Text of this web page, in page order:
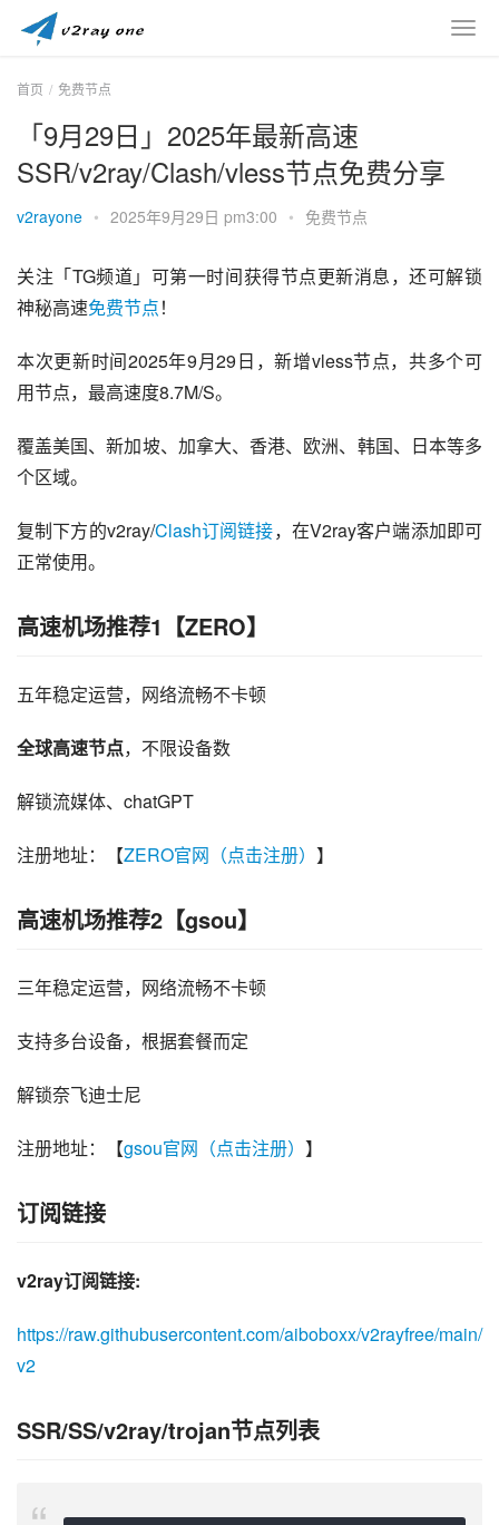
首页 免费节点
「9月29日」2025年最新高速
SSR/v2ray/Clash/vless节点免费分享
v2rayone • 2025年9月29日 pm3:00 • 免费节点
关注「TG频道」可第一时间获得节点更新消息，还可解锁
神秘高速免费节点！
本次更新时间2025年9月29日，新增vless节点，共多个可
用节点，最高速度8.7M/S。
覆盖美国、新加坡、加拿大、香港、欧洲、韩国、日本等多
个区域。
复制下方的v2ray/Clash订阅链接，在V2ray客户端添加即可
正常使用。
高速机场推荐1【ZERO】
五年稳定运营，网络流畅不卡顿
全球高速节点，不限设备数
解锁流媒体、chatGPT
注册地址：【ZERO官网（点击注册） 】
高速机场推荐2【gsou】
三年稳定运营，网络流畅不卡顿
支持多台设备，根据套餐而定
解锁奈飞迪士尼
注册地址：【gsou官网（点击注册） 】
订阅链接
v2ray订阅链接:
https://raw.githubusercontent.com/aiboboxx/v2rayfree/main/
v2
SSR/SS/v2ray/trojan节点列表